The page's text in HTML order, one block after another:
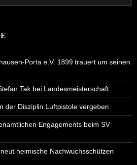
Porta e.V. 1899 trauert um seinen
Tak bei Landesmeisterschaft
der Disziplin Luftpistole vergeben
Engagements beim SV
heimische Nachwuchsschützen